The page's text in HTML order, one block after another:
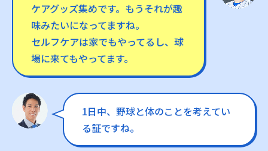
ケアグッズ集めです。もうそれが趣
味みたいになってますね。
セルフケアは家でもやってるし、球
場に来てもやってます。
1日中、野球と体のことを考えてい
る証ですね。